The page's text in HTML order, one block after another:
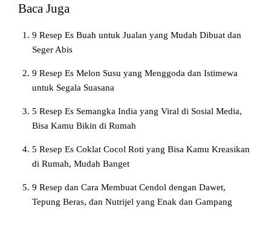
Baca Juga
9 Resep Es Buah untuk Jualan yang Mudah Dibuat dan
Seger Abis
9 Resep Es Melon Susu yang Menggoda dan Istimewa
untuk Segala Suasana
5 Resep Es Semangka India yang Viral di Sosial Media,
Bisa Kamu Bikin di Rumah
5 Resep Es Coklat Cocol Roti yang Bisa Kamu Kreasikan
di Rumah, Mudah Banget
9 Resep dan Cara Membuat Cendol dengan Dawet,
Tepung Beras, dan Nutrijel yang Enak dan Gampang